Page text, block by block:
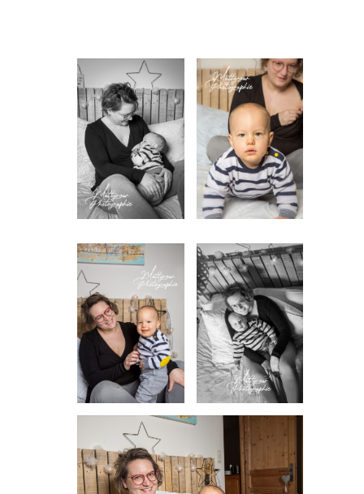
INFORMATIONS SUR LE PROJET « PLURI-
ELLES » ESTIME DE SOI